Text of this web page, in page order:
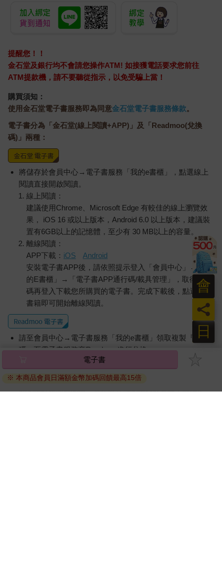
提醒您！！
金石堂及銀行均不會請您操作ATM! 如接獲電話要求您前往
ATM提款機，請不要聽從指示，以免受騙上當！
購買須知：
使用金石堂電子書服務即為同意金石堂電子書服務條款。
電子書分為「金石堂(線上閱讀+APP)」及「Readmoo(兌換
碼)」兩種：
將儲存於會員中心→電子書服務「我的e書櫃」，點選線上
閱讀直接開啟閱讀。
線上閱讀：
建議使用Chrome、Microsoft Edge 有較佳的線上瀏覽效
果， iOS 16 或以上版本，Android 6.0 以上版本，建議裝
置有6GB以上的記憶體，至少有 30 MB以上的容量。
離線閱讀：
APP下載： iOS
Android
安裝電子書APP後，請依照提示登入「會員中心」→「我
的E書櫃」→「電子書APP通行碼/載具管理」，取得通行
碼再登入下載您所購買的電子書。完成下載後，點選任一
書籍即可開始離線閱讀。
請至會員中心→電子書服務「我的e書櫃」領取複製『兌換
碼』至電子書服務商Readmoo進行兌換。
因版權保護，您在金石堂所購買的電子書僅能以金石堂專屬
的閱讀軟體開啟閱讀，無法以其他閱讀器或直接下載檔案。
日
員
會